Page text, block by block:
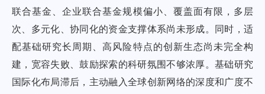
联合基金、企业联合基金规模偏小、覆盖面有限，多层
次、多元化、协同化的资金支撑体系尚未形成。同时，适
配基础研究长周期、高风险特点的创新生态尚未完全构
建，宽容失败、鼓励探索的科研氛围不够浓厚。基础研究
国际化布局滞后，主动融入全球创新网络的深度和广度不